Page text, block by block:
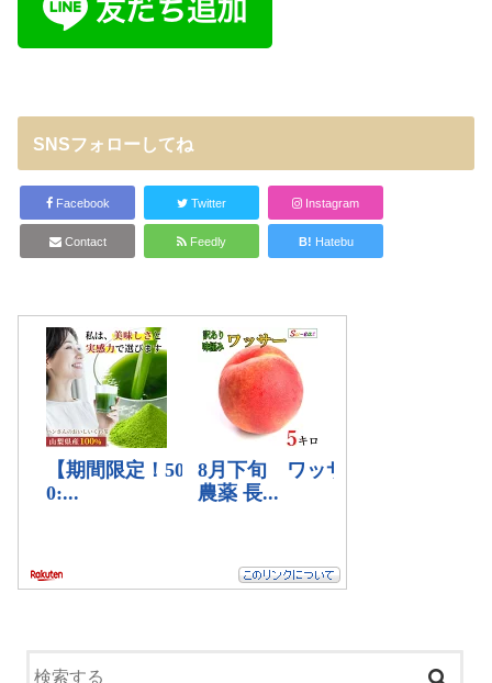
SNSフォローしてね
Facebook Twitter Instagram
Contact Feedly B! Hatebu